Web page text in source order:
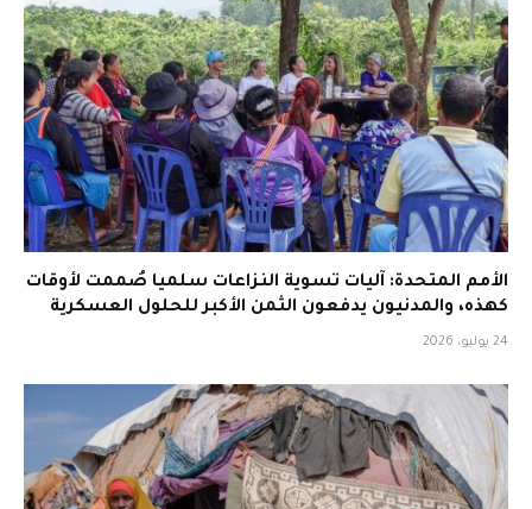
الأمم المتحدة: آليات تسوية النزاعات سلميا صُممت لأوقات
كهذه، والمدنيون يدفعون الثمن الأكبر للحلول العسكرية
24 يوليو، 2026